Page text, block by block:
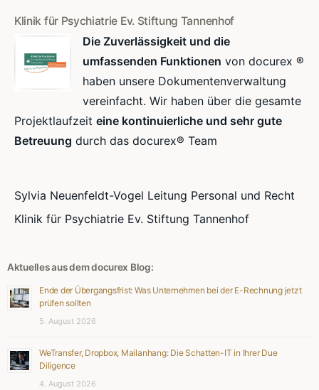
Klinik für Psychiatrie Ev. Stiftung Tannenhof
Die Zuverlässigkeit und die
umfassenden Funktionen von docurex ®
haben unsere Dokumentenverwaltung
vereinfacht. Wir haben über die gesamte
Projektlaufzeit eine kontinuierliche und sehr gute
Betreuung durch das docurex® Team
Sylvia Neuenfeldt-Vogel Leitung Personal und Recht
Klinik für Psychiatrie Ev. Stiftung Tannenhof
Aktuelles aus dem docurex Blog:
Ende der Übergangsfrist: Was Unternehmen bei der E-Rechnung jetzt
prüfen sollten
5. August 2026
WeTransfer, Dropbox, Mailanhang: Die Schatten-IT in Ihrer Due
Diligence
4. August 2026